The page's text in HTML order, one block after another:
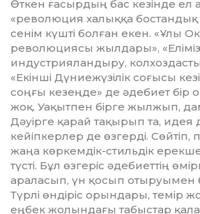
Өткен ғасырдың бас кезінде ел
«революция халыққа бос­тандық
сенім күш­ті болған екен. «Ұлы
революциясы жылдары»,
индустрияландыру,
«Екінші Дүниежүзілік со­ғысы
соңғы ке­зеңде» де әдебиет бір
жоқ. Уақытпен бірге жылжып,
Дәуірге қарай тақы­рып та, идея
кейіп­кер­лер де өзгерді. Сөйтіп,
жаңа көркемдік-стильдік
түсті. Бұл өзгеріс әдебиеттің
араласып, үн қосып отыруымен
Түрлі өндіріс орындары, темір
еңбек жолындағы табыстар